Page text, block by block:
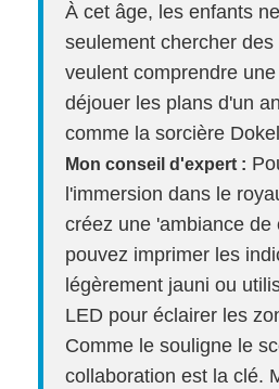
À cet âge, les enfants
seulement chercher
veulent comprendre
déjouer les plans d'un
comme la sorcière
Mon conseil d'expert :
l'immersion dans le
créez une 'ambiance de
pouvez imprimer les
légèrement jauni ou
LED pour éclairer les
Comme le souligne le
collaboration est la clé.